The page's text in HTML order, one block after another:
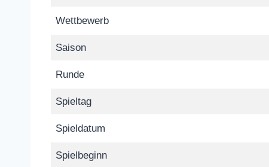
Wettbewerb
Saison
Runde
Spieltag
Spieldatum
Spielbeginn